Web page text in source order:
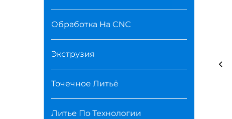
Обработка На CNC
Экструзия
Точечное Литьё
Литье По Технологии